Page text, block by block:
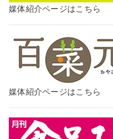
媒体紹介ページはこちら
媒体紹介ページはこちら